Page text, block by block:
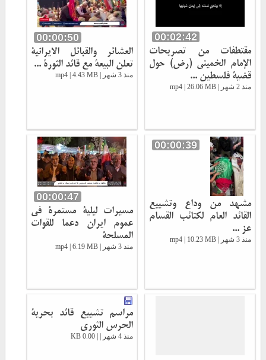
00:02:42
مقتطفات من تصریحات
الإمام الخمینی (رض) حول
قضیة فلسطین ...
منذ 2 شهر | mp4 | 26.06 MB
00:00:50
العشائر والقبائل الايرانية
تعلن البيعة مع قائد الثورة ...
منذ 3 شهر | mp4 | 4.43 MB
00:00:39
مشهد من وداع وتشييع
القائد العام لكتائب القسام
عز ...
منذ 3 شهر | mp4 | 10.23 MB
00:00:47
مسيرات ليلية مستمرة في
عموم ايران دعما للقوات
المسلحة
منذ 3 شهر | mp4 | 6.19 MB
مراسم تشييع قائد بحرية
الحرس الثوري
منذ 4 شهر | | 0.00 KB